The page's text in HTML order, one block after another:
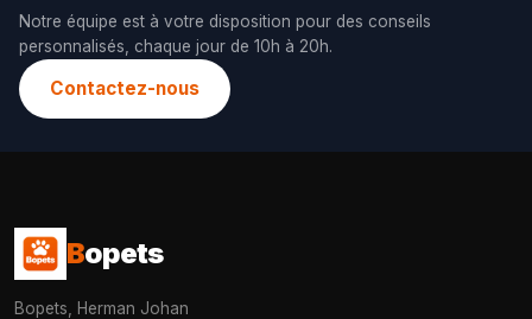
Notre équipe est à votre disposition pour des conseils
personnalisés, chaque jour de 10h à 20h.
Contactez-nous
Bopets
Bopets, Herman Johan